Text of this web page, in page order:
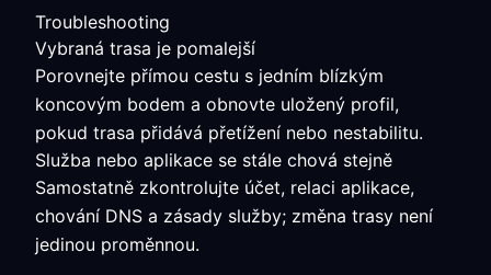
Troubleshooting
Vybraná trasa je pomalejší
Porovnejte přímou cestu s jedním blízkým
koncovým bodem a obnovte uložený profil,
pokud trasa přidává přetížení nebo nestabilitu.
Služba nebo aplikace se stále chová stejně
Samostatně zkontrolujte účet, relaci aplikace,
chování DNS a zásady služby; změna trasy není
jedinou proměnnou.